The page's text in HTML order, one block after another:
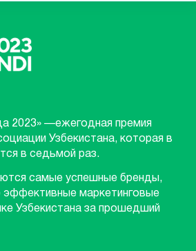
2023» —ежегодная премия
Узбекистана, которая в
в седьмой раз.
самые успешные бренды,
маркетинговые
Узбекистана за прошедший